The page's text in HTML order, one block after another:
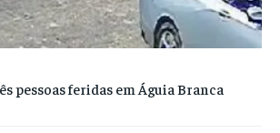
pessoas feridas em Águia Branca